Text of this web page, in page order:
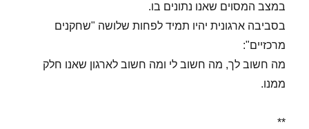
במצב המסוים שאנו נתונים בו.
בסביבה ארגונית יהיו תמיד לפחות שלושה "שחקנים
מרכזיים":
מה חשוב לך, מה חשוב לי ומה חשוב לארגון שאנו חלק
ממנו.
**